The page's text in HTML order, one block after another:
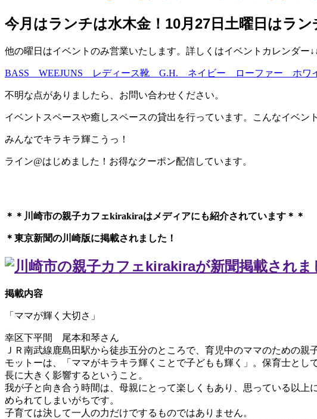
今月はランチは水木金！10月27日土曜日はラ
他の曜日はイベントのみ営業いたします。詳しくはイベントカレンダー
BASS WEEJUNS レディース靴 G.H. ネイビー ローファー ホワ
不明な点がありましたら、お問い合わせください。
イベントスペースや癒しスペースの貸出を行っています。こんなイベン
みんなでキラキラ輝こうっ！
ライン@はじめました！お得なクーポン配信しています。
＊＊川崎市の親子カフェkirakiraは メディアにも紹介されています＊＊
＊東京新聞の川崎版に掲載されました！
掲載内容
「ママが輝く大切さ」
幸区下平間 尾本和琴さん
ＪＲ南武線鹿島田駅から徒歩五分のところで、育児中のママのための親
モットーは、「ママがキラキラ輝くことで子どもも輝く」。保育士と
長に大きく影響するということ。
我が子と向き合う時間は、母親にとって楽しくもあり、思っている以
められてしまいがちです。
子育ては決して一人の力だけでするものではありません。